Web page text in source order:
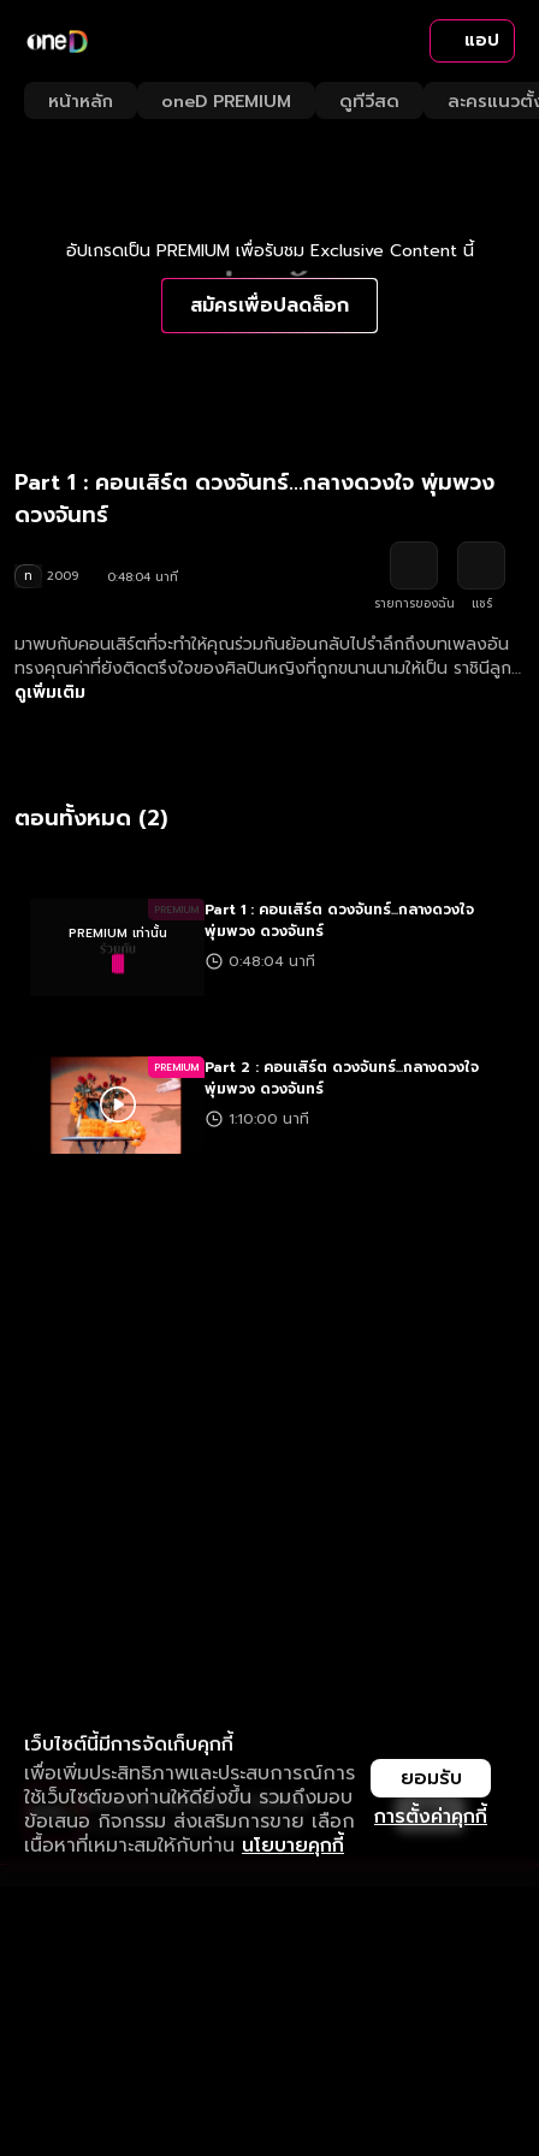
แอป
หน้าหลัก oneD PREMIUM ดูทีวีสด ละครแนวตั้
อัปเกรดเป็น PREMIUM เพื่อรับชม Exclusive Content นี้
สมัครเพื่อปลดล็อก
Part 1 : คอนเสิร์ต ดวงจันทร์...กลางดวงใจ พุ่มพวง
ดวงจันทร์
ท 2009
0:48:04 นาที
รายการของฉัน
แชร์
มาพบกับคอนเสิร์ตที่จะทำให้คุณร่วมกันย้อนกลับไปรำลึกถึงบทเพลงอัน
ทรงคุณค่าที่ยังติดตรึงใจของศิลปินหญิงที่ถูกขนานนามให้เป็น ราชินีลูก
ทุ่งตลอดกาล กับคุณภาพเสียงของศิลปินหญิงลูกทุ่งแห่งยุค ด้วย
ดูเพิ่มเติม
ตอนทั้งหมด (2)
PREMIUM
PREMIUM เท่านั้น
Part 1 : คอนเสิร์ต ดวงจันทร์...กลางดวงใจ
พุ่มพวง ดวงจันทร์
0:48:04 นาที
PREMIUM Part 2 : คอนเสิร์ต ดวงจันทร์...กลางดวงใจ
พุ่มพวง ดวงจันทร์
1:10:00 นาที
เว็บไซต์นี้มีการจัดเก็บคุกกี้
เพื่อเพิ่มประสิทธิภาพและประสบการณ์การ
ใช้เว็บไซต์ของท่านให้ดียิ่งขึ้น รวมถึงมอบ
ข้อเสนอ กิจกรรม ส่งเสริมการขาย เลือก
เนื้อหาที่เหมาะสมให้กับท่าน นโยบายคุกกี้
การตั้งค่าคุกกี้
ยอมรับ
ใช้งานแอป ลื่นไหลกว่า ไม่มีสะดุด
ดาวน์โหลดแอปเพื่อการรับชมที่ดีกว่า เปิด